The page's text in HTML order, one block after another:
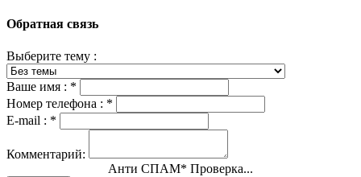
Обратная связь
Выберите тему :
Ваше имя : *
Номер телефона : *
E-mail : *
Комментарий:
Анти СПАМ* Проверка...